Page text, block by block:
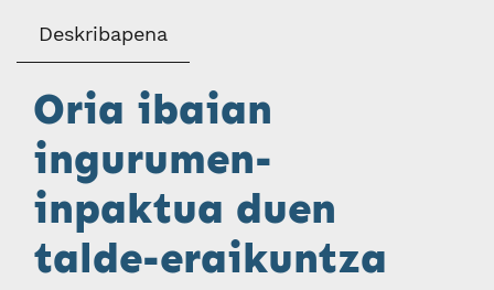
Deskribapena
Oria ibaian
ingurumen-
inpaktua duen
talde-eraikuntza